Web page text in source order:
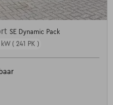
SE Dynamic Pack
kW ( 241 PK )